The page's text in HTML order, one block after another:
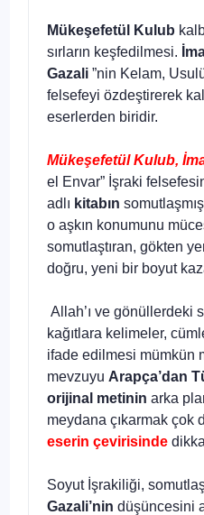
Mükeşefetül Kulub
sırların keşfedilmesi.
Gazali ”nin Kelam,
felsefeyi özdeştirerek
eserlerden biridir.
Mükeşefetül Kulub,
el Envar” İşraki
adlı kitabın
o aşkın konumunu
somutlaştıran, gökten
doğru, yeni bir boyut
Allah’ı ve gönüllerdeki
kağıtlara kelimeler,
ifade edilmesi mümkün
mevzuyu Arapça’dan
orijinal metinin arka
meydana çıkarmak çok
eserin çevirisinde
Soyut İşrakiliği,
Gazali’nin düşüncesini